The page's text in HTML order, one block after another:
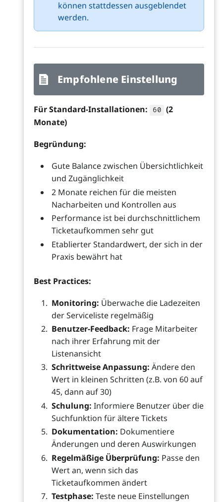
können stattdessen ausgeblendet
werden.
Empfohlene Einstellung
Für Standard-Installationen: 60 (2
Monate)
Begründung:
Gute Balance zwischen Übersichtlichkeit
und Zugänglichkeit
2 Monate reichen für die meisten
Nacharbeiten und Kontrollen aus
Performance ist bei durchschnittlichem
Ticketaufkommen sehr gut
Etablierter Standardwert, der sich in der
Praxis bewährt hat
Best Practices:
Monitoring: Überwache die Ladezeiten
der Serviceliste regelmäßig
Benutzer-Feedback: Frage Mitarbeiter
nach ihrer Erfahrung mit der
Listenansicht
Schrittweise Anpassung: Ändere den
Wert in kleinen Schritten (z.B. von 60 auf
45, dann auf 30)
Schulung: Informiere Benutzer über die
Suchfunktion für ältere Tickets
Dokumentation: Dokumentiere
Änderungen und deren Auswirkungen
Regelmäßige Überprüfung: Passe den
Wert an, wenn sich das
Ticketaufkommen ändert
Testphase: Teste neue Einstellungen